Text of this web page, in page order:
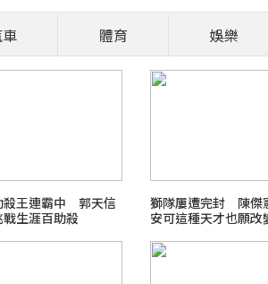
!
導 貓咪翻肚子代表對環境感到放鬆與信任，
需結合其他肢體語言綜合判斷。 翻肚子可能
體育 娛樂
殺王連霸中 郭天信
生涯百助殺
獅隊屢遭完封 陳傑
安可這種天才也願改